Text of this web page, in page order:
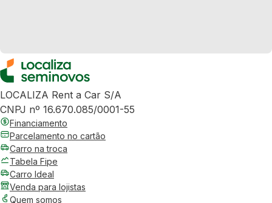
LOCALIZA Rent a Car S/A
CNPJ nº 16.670.085/0001-55
Financiamento
Parcelamento no cartão
Carro na troca
Tabela Fipe
Carro Ideal
Venda para lojistas
Quem somos